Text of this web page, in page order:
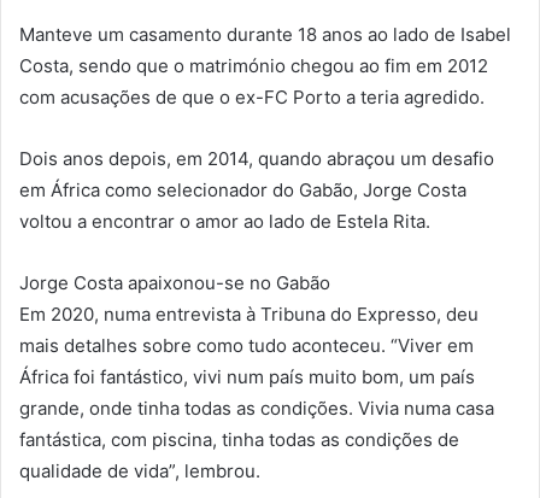
Manteve um casamento durante 18 anos ao lado de Isabel
Costa, sendo que o matrimónio chegou ao fim em 2012
com acusações de que o ex-FC Porto a teria agredido.
Dois anos depois, em 2014, quando abraçou um desafio
em África como selecionador do Gabão, Jorge Costa
voltou a encontrar o amor ao lado de Estela Rita.
Jorge Costa apaixonou-se no Gabão
Em 2020, numa entrevista à Tribuna do Expresso, deu
mais detalhes sobre como tudo aconteceu. “Viver em
África foi fantástico, vivi num país muito bom, um país
grande, onde tinha todas as condições. Vivia numa casa
fantástica, com piscina, tinha todas as condições de
qualidade de vida”, lembrou.